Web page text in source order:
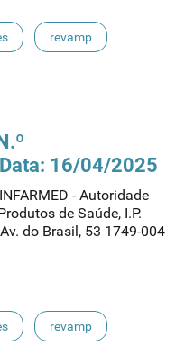
revamp
16/04/2025
- Autoridade
de Saúde, I.P.
do Brasil, 53 1749-004
revamp